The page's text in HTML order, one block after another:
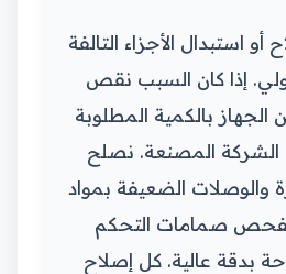
أو استبدال الأجزاء التالفة
إذا كان السبب نقص
الجهاز بالكمية المطلوبة
المصنعة. نصلح
والوصلات الضعيفة بمواد
صمامات التحكم
بدقة عالية. كل إصلاح